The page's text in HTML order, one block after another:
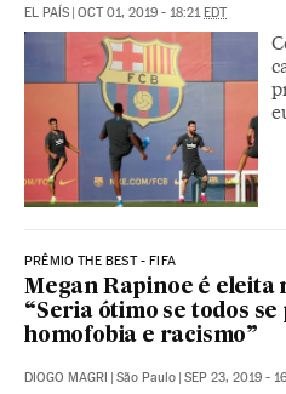
EL PAÍS | OCT 01, 2019 - 18:21EDT
PRÊMIO THE BEST - FIFA
Megan Rapinoe é eleita
“Seria ótimo se todos
homofobia e racismo”
DIOGO MAGRI | São Paulo | SEP 23, 2019 -